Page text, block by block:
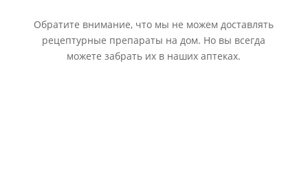
Обратите внимание, что мы не можем доставлять
рецептурные препараты на дом. Но вы всегда
можете забрать их в наших аптеках.